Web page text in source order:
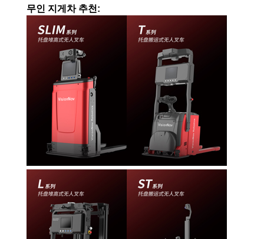
무인 지게차 추천: